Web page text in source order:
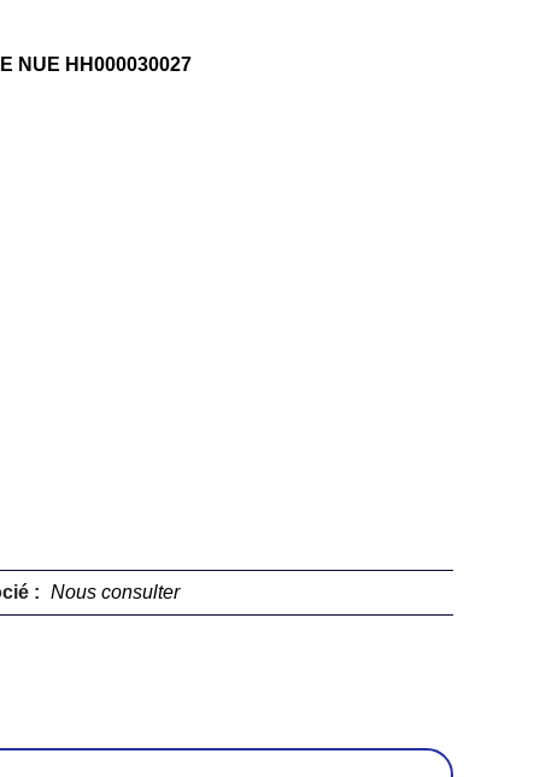
NUE HH000030027
: Nous consulter